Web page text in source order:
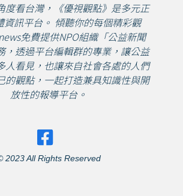
度看台灣，《優視觀點》是多元正
資訊平台。 傾聽你的每個精彩觀
免費提供NPO組織「公益新聞
，透過平台編輯群的專業，讓公益
人看見，也讓來自社會各處的人們
的觀點，一起打造兼具知識性與開
放性的報導平台。
2023 All Rights Reserved